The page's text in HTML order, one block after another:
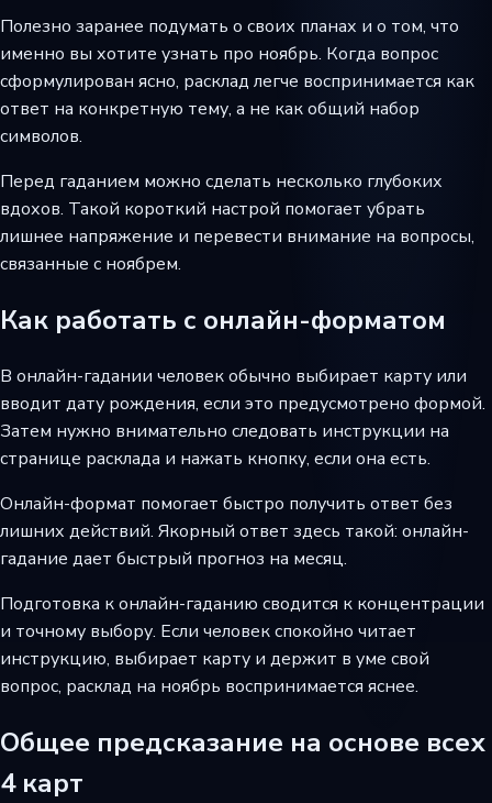
Полезно заранее подумать о своих планах и о том, что
именно вы хотите узнать про ноябрь. Когда вопрос
сформулирован ясно, расклад легче воспринимается как
ответ на конкретную тему, а не как общий набор
символов.
Перед гаданием можно сделать несколько глубоких
вдохов. Такой короткий настрой помогает убрать
лишнее напряжение и перевести внимание на вопросы,
связанные с ноябрем.
Как работать с онлайн-форматом
В онлайн-гадании человек обычно выбирает карту или
вводит дату рождения, если это предусмотрено формой.
Затем нужно внимательно следовать инструкции на
странице расклада и нажать кнопку, если она есть.
Онлайн-формат помогает быстро получить ответ без
лишних действий. Якорный ответ здесь такой: онлайн-
гадание дает быстрый прогноз на месяц.
Подготовка к онлайн-гаданию сводится к концентрации
и точному выбору. Если человек спокойно читает
инструкцию, выбирает карту и держит в уме свой
вопрос, расклад на ноябрь воспринимается яснее.
Общее предсказание на основе всех
4 карт